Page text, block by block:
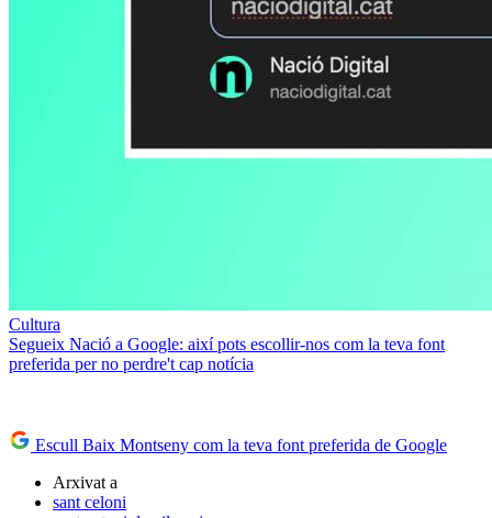
Cultura
Segueix Nació a Google: així pots escollir-nos com la teva font
preferida per no perdre't cap notícia
Escull Baix Montseny com la teva font preferida de Google
Arxivat a
sant celoni